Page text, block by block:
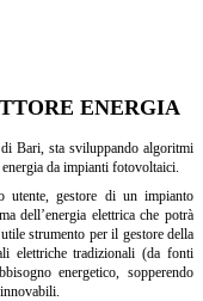
ENERGIA
Bari, sta sviluppando algoritmi
da impianti fotovoltaici.
utente, gestore di un impianto
dell’energia elettrica che potrà
strumento per il gestore della
elettriche tradizionali (da fonti
energetico, sopperendo